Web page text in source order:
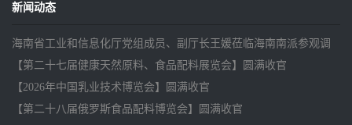
新闻动态
海南省工业和信息化厅党组成员、副厅长王媛莅临海南南派参观调
研
【第二十七届健康天然原料、食品配料展览会】圆满收官
【2026年中国乳业技术博览会】圆满收官
【第二十八届俄罗斯食品配料博览会】圆满收官